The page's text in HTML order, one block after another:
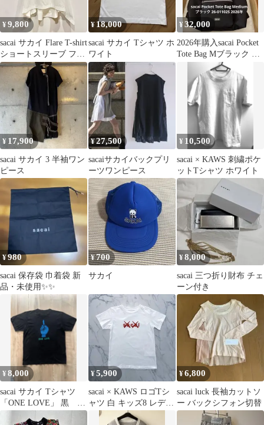
¥9,800
sacai サカイ Flare T-shirt
ショートスリーブ フレ
アTシャツ カットソー
20-04886 サイズ1 ホワ
イト レディース【送料
込み】
¥ 18,000
sacai サカイ Tシャツ ホ
ワイト
¥32,000
2026年購入sacai Pocket
Tote Bag Mブラック サ
¥ 17,900
sacai サカイ 3 半袖ワン
ピース
¥27,500
sacaiサカイバックプリ
ーツワンピース
¥ 10,500
sacai × KAWS 刺繍ポケ
ットTシャツ ホワイト
¥980
sacai 保存袋 巾着袋 新
品・未使用✨✨
¥700
サカイ
¥8,000
sacai 三つ折り財布 チェ
ーン付き
¥8,000
sacai サカイ Tシャツ
「ONE LOVE」 黒 サ
¥5,900
sacai × KAWS ロゴTシ
ャツ 白 キッズ8 レディ
ースS相当 正規品
¥6,800
sacai luck 長袖カットソ
ー バックシフォン切替